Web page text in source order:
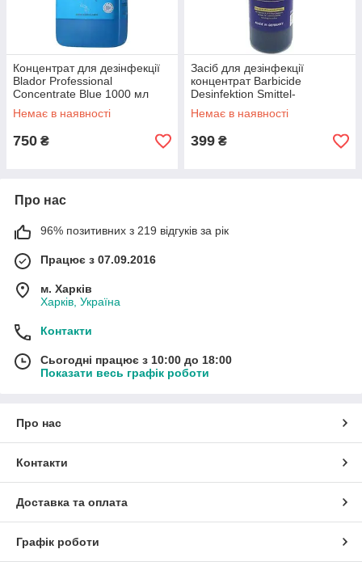
Концентрат для дезінфекції
Blador Professional
Concentrate Blue 1000 мл
Немає в наявності
750 ₴
Засіб для дезінфекції
концентрат Barbicide
Desinfektion Smittel-
Konzentrat 500 мл
Немає в наявності
399 ₴
Про нас
96% позитивних з 219 відгуків за рік
Працює з 07.09.2016
м. Харків
Харків, Україна
Контакти
Сьогодні працює з 10:00 до 18:00
Показати весь графік роботи
Про нас
Контакти
Доставка та оплата
Графік роботи